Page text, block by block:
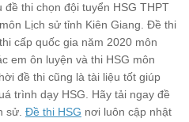
thi chọn đội tuyển HSG THPT
Lịch sử tỉnh Kiên Giang. Đề thi
cấp quốc gia năm 2020 môn
em ôn luyện và thi HSG môn
đề thi cũng là tài liệu tốt giúp
trình dạy HSG. Hãy tải ngay đề
sử. Đề thi HSG nơi luôn cập nhật